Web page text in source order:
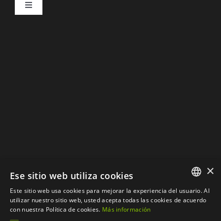
Aviso Legal
Toggle
SPANISH
×
Ese sitio web utiliza cookies
Este sitio web usa cookies para mejorar la experiencia del usuario. Al
utilizar nuestro sitio web, usted acepta todas las cookies de acuerdo
con nuestra Política de cookies. Más información